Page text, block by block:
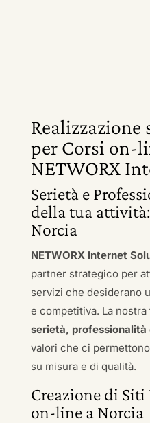
Realizzazione
per Corsi on-
NETWORX
Serietà e
della tua
Norcia
NETWORX Internet
partner strategico per
servizi che desiderano
e competitiva. La
serietà,
valori che ci
su misura e di qualità.
Creazione di
on-line a Norcia